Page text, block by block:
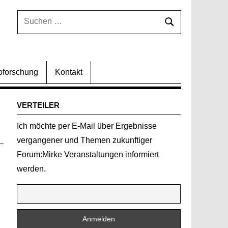
Suchen
Suchen
Kontakt
VERTEILER
Ich möchte per E-Mail über Ergebnisse
vergangener und Themen zukunftiger
Forum:Mirke Veranstaltungen informiert
werden.